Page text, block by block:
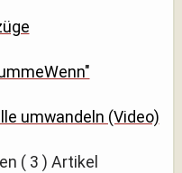
umwandeln (Video)
( 3 ) Artikel